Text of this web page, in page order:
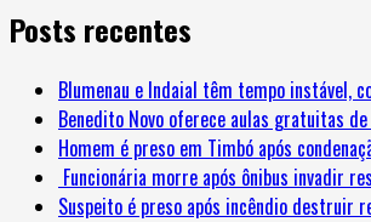
Posts recentes
Blumenau e Indaial têm tempo instável,
Benedito Novo oferece aulas gratuitas
Homem é preso em Timbó após
Funcionária morre após ônibus invadir
Suspeito é preso após incêndio destruir